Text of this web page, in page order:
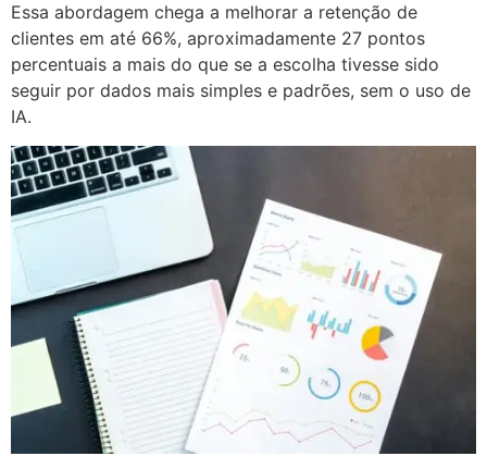
Essa abordagem chega a melhorar a retenção de
clientes em até 66%, aproximadamente 27 pontos
percentuais a mais do que se a escolha tivesse sido
seguir por dados mais simples e padrões, sem o uso de
IA.